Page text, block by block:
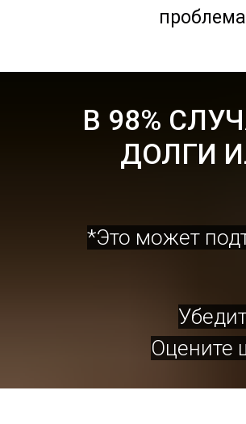
В 98%
ДОЛГИ
*Это может
Оцените